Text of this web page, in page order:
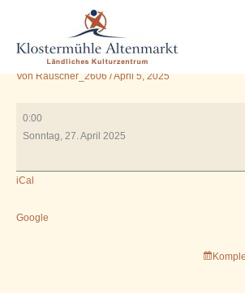
springen
11.00 Uhr
in der Guten Stube
VonRauscher_2606/April 5, 2025
der
Stube
0:00
Sonntag, 27. April 2025
iCal
Google